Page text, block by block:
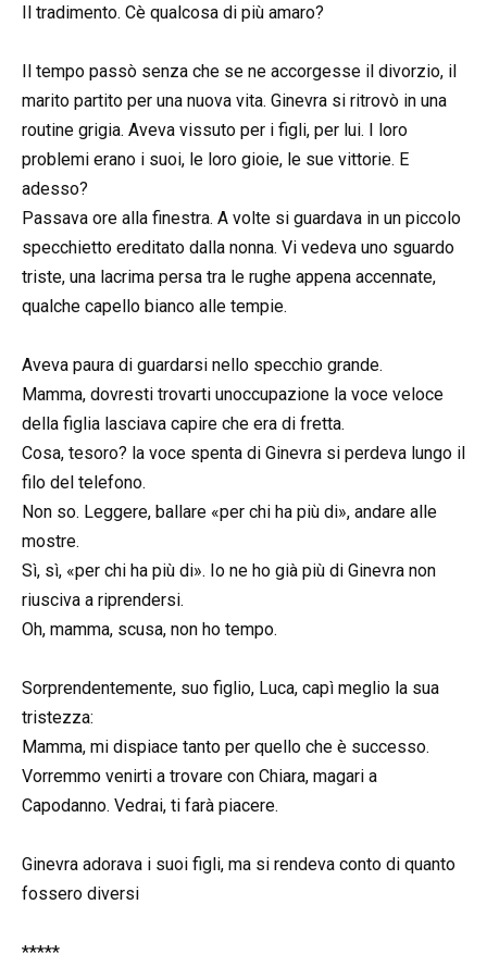
Il tradimento. Cè qualcosa di più amaro?
Il tempo passò senza che se ne accorgesse il divorzio, il
marito partito per una nuova vita. Ginevra si ritrovò in una
routine grigia. Aveva vissuto per i figli, per lui. I loro
problemi erano i suoi, le loro gioie, le sue vittorie. E
adesso?
Passava ore alla finestra. A volte si guardava in un piccolo
specchietto ereditato dalla nonna. Vi vedeva uno sguardo
triste, una lacrima persa tra le rughe appena accennate,
qualche capello bianco alle tempie.
Aveva paura di guardarsi nello specchio grande.
Mamma, dovresti trovarti unoccupazione la voce veloce
della figlia lasciava capire che era di fretta.
Cosa, tesoro? la voce spenta di Ginevra si perdeva lungo il
filo del telefono.
Non so. Leggere, ballare «per chi ha più di», andare alle
mostre.
Sì, sì, «per chi ha più di». Io ne ho già più di Ginevra non
riusciva a riprendersi.
Oh, mamma, scusa, non ho tempo.
Sorprendentemente, suo figlio, Luca, capì meglio la sua
tristezza:
Mamma, mi dispiace tanto per quello che è successo.
Vorremmo venirti a trovare con Chiara, magari a
Capodanno. Vedrai, ti farà piacere.
Ginevra adorava i suoi figli, ma si rendeva conto di quanto
fossero diversi